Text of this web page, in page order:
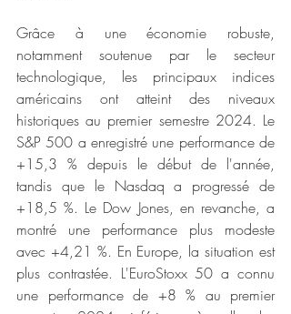
Grâce à une économie robuste,
notamment soutenue par le secteur
technologique, les principaux indices
américains ont atteint des niveaux
historiques au premier semestre 2024. Le
S&P 500 a enregistré une performance de
+15,3 % depuis le début de l'année,
tandis que le Nasdaq a progressé de
+18,5 %. Le Dow Jones, en revanche, a
montré une performance plus modeste
avec +4,21 %. En Europe, la situation est
plus contrastée. L'EuroStoxx 50 a connu
une performance de +8 % au premier